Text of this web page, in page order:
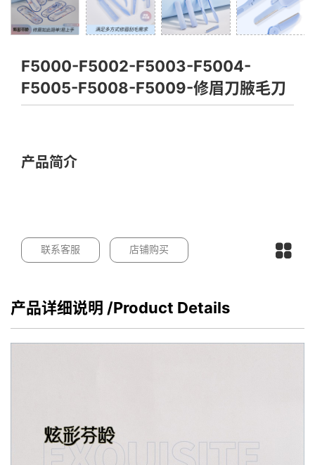
F5000-F5002-F5003-F5004-
F5005-F5008-F5009-修眉刀腋毛刀
产品简介
联系客服 店铺购买
产品详细说明 /Product Details